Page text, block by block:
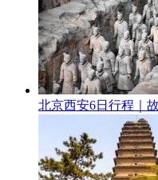
北京西安6日行程｜